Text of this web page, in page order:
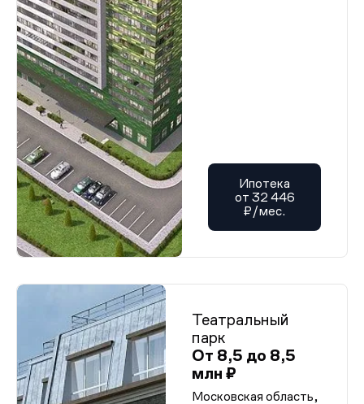
Ипотека
от 32 446
₽/мес.
Театральный
парк
От 8,5 до 8,5
млн ₽
Московская область,